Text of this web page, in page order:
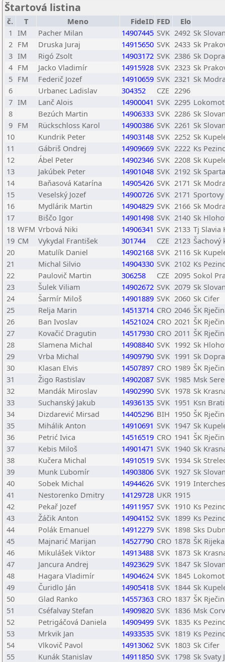
Štartová listina
č. T Meno FideID FED
Elo
1 IM Pacher Milan 14907445 SVK 2492 Sk
2 FM Druska Juraj 14915650 SVK 2433 Sk
3 IM Rigó Zsolt 14903172 SVK 2386 Sk
4 FM Jacko Vladimír 14915928 SVK 2323 Sk
5 FM Federič Jozef 14910659 SVK 2321 Sk
6
Urbanec Ladislav 304352 CZE 2296
7 IM Lanč Alois 14900041 SVK 2295
8
Bezúch Martin 14906333 SVK 2286 Sk
9 FM Rückschloss Karol 14900386 SVK 2261 Sk
10
Kundrik Peter 14903148 SVK 2252 Sk
11
Gábriš Ondrej 14909669 SVK 2222 Ks
12
Ábel Peter 14902346 SVK 2208 Sk
13
Jakúbek Peter 14901048 SVK 2192 Sk
14
Baňasová Katarína 14905426 SVK 2171 Sk
15
Veselský Jozef 14900726 SVK 2171
16
Mydlárik Martin 14904829 SVK 2166 Sk
17
Biščo Igor 14901498 SVK 2140 Sk
18 WFM Vrbová Niki 14906341 SVK 2133 Tj Slavia
19 CM Vykydal František 301744 CZE 2123
20
Matulík Daniel 14902168 SVK 2116 Sk
21
Michal Silvio 14904330 SVK 2102 Ks
22
Paulovič Martin 306258 CZE 2095 Sokol
23
Šulek Viliam 14902672 SVK 2079 Sk
24
Šarmír Miloš 14901889 SVK 2060 Sk Cifer
25
Relja Marin 14513714 CRO 2046 ŠK
26
Ban Ivoslav 14521024 CRO 2021 ŠK
27
Kovačić Dragutin 14517930 CRO 2011 ŠK
28
Slamena Michal 14908840 SVK 1992 Sk
29
Vrba Michal 14909790 SVK 1991 Sk
30
Klasan Elvis 14507897 CRO 1989 ŠK
31
Žigo Rastislav 14902087 SVK 1985 Msk
32
Mandák Miroslav 14902990 SVK 1978 Sk
33
Suchanský Jakub 14936135 SVK 1951 Ksn
34
Dizdarević Mirsad 14405296 BIH 1950 ŠK
35
Mihálik Anton 14910691 SVK 1947 Sk
36
Petrić Ivica 14516519 CRO 1941 ŠK
37
Kebis Miloš 14901471 SVK 1940 Sk
38
Kučera Michal 14910519 SVK 1934 Sk
39
Munk Ľubomír 14903806 SVK 1927 Sk
40
Sobek Michal 14944626 SVK 1919
41
Nestorenko Dmitry 14129728 UKR 1915
42
Pekař Jozef 14911957 SVK 1910 Ks
43
Žáčik Anton 14904152 SVK 1899 Ks
44
Polák Emanuel 14912279 SVK 1898 Sks
45
Majnarić Marijan 14527790 CRO 1878 ŠK
46
Mikulášek Viktor 14913488 SVK 1873 Sk
47
Jancura Andrej 14923629 SVK 1847 Sk
48
Hagara Vladimír 14904624 SVK 1845
49
Čuridlo Ján 14905418 SVK 1844 Sk
50
Glad Ranko 14557363 CRO 1837 ŠK
51
Cséfalvay Stefan 14909820 SVK 1836 Msk
52
Petrigáčová Daniela 14909499 SVK 1835 Ks
53
Mrkvik Jan 14933535 SVK 1819 Ks
54
Vlkovič Pavol 14913062 SVK 1803 Sk Cifer
55
Kunák Stanislav 14911850 SVK 1798 Sk Svaty